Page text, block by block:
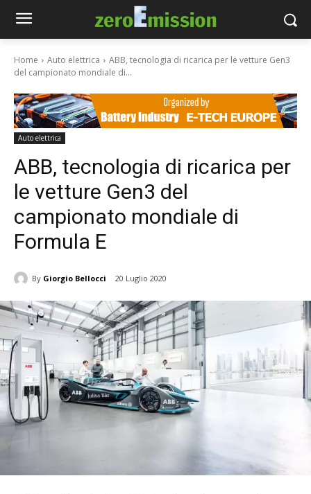
Home Auto elettrica
ABB, tecnologia di ricarica per le vetture Gen3
del campionato mondiale di...
Auto elettrica
ABB, tecnologia di ricarica per
le vetture Gen3 del
campionato mondiale di
Formula E
By Giorgio Bellocci 20 Luglio 2020